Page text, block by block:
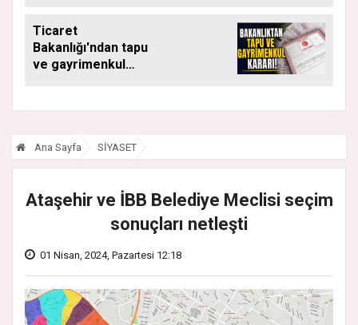
SÜRÜYOR
Ticaret
Bakanlığı'ndan tapu
ve gayrimenkul
yapamayacak
Ana Sayfa SİYASET
Ataşehir ve İBB Belediye Meclisi seçim
sonuçları netleşti
01 Nisan, 2024, Pazartesi 12:18